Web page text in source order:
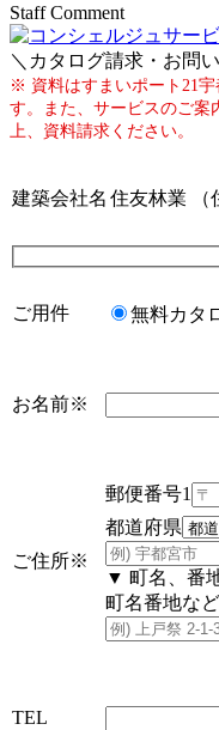
Staff Comment
＼カタログ請求・お問
※ 資料はすまいポート21
す。また、サービスのご案
上、資料請求ください。
建築会社名 住友林業
ご用件 無料カタ
お名前※
ご住所※
郵便番号1
都道府県
▼ 町名、番
町名番地など
TEL